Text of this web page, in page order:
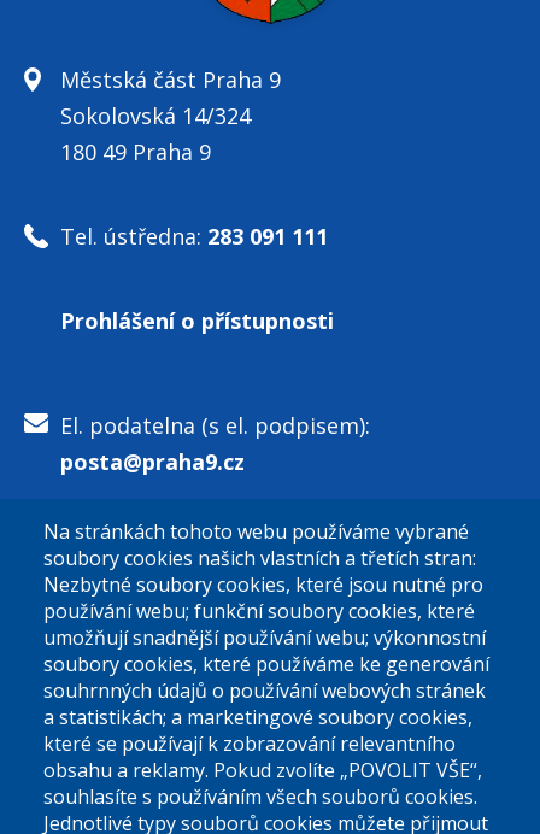
Městská část Praha 9
Sokolovská 14/324
180 49 Praha 9
Tel. ústředna: 283 091 111
Prohlášení o přístupnosti
El. podatelna (s el. podpisem):
posta@praha9.cz
El. podatelna (bez el. podpisu):
podatelna@praha9.cz
Úřední dny:
Na stránkách tohoto webu používáme vybrané
soubory cookies našich vlastních a třetích stran:
Nezbytné soubory cookies, které jsou nutné pro
používání webu; funkční soubory cookies, které
umožňují snadnější používání webu; výkonnostní
soubory cookies, které používáme ke generování
souhrnných údajů o používání webových stránek
a statistikách; a marketingové soubory cookies,
které se používají k zobrazování relevantního
obsahu a reklamy. Pokud zvolíte „POVOLIT VŠE“,
souhlasíte s používáním všech souborů cookies.
Jednotlivé typy souborů cookies můžete přijmout